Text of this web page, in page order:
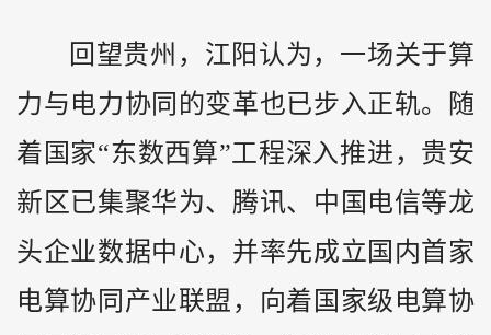
回望贵州，江阳认为，一场关于算
力与电力协同的变革也已步入正轨。随
着国家“东数西算”工程深入推进，贵安
新区已集聚华为、腾讯、中国电信等龙
头企业数据中心，并率先成立国内首家
电算协同产业联盟，向着国家级电算协